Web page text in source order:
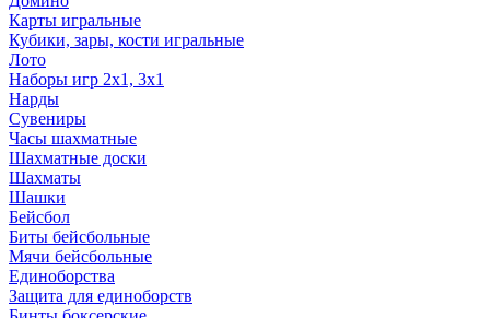
Карты игральные
Кубики, зары, кости игральные
Лото
Наборы игр 2х1, 3х1
Нарды
Сувениры
Часы шахматные
Шахматные доски
Шахматы
Шашки
Бейсбол
Биты бейсбольные
Мячи бейсбольные
Единоборства
Защита для единоборств